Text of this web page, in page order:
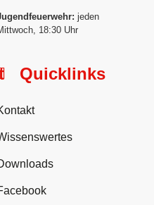
jeden
18:30 Uhr
Quicklinks